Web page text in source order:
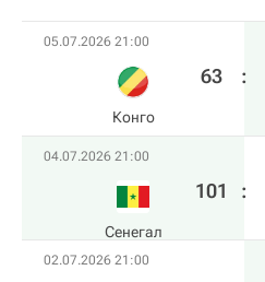
05.07.2026 21:00
Конго
63 :
04.07.2026 21:00
Сенегал
101 :
02.07.2026 21:00